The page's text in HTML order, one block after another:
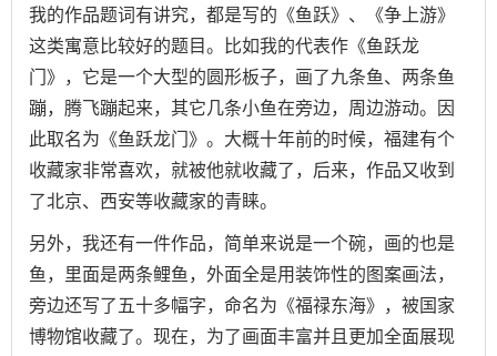
我的作品题词有讲究，都是写的《鱼跃》、《争上游》
这类寓意比较好的题目。比如我的代表作《鱼跃龙
门》，它是一个大型的圆形板子，画了九条鱼、两条鱼
蹦，腾飞蹦起来，其它几条小鱼在旁边，周边游动。因
此取名为《鱼跃龙门》。大概十年前的时候，福建有个
收藏家非常喜欢，就被他就收藏了，后来，作品又收到
了北京、西安等收藏家的青睐。
另外，我还有一件作品，简单来说是一个碗，画的也是
鱼，里面是两条鲤鱼，外面全是用装饰性的图案画法，
旁边还写了五十多幅字，命名为《福禄东海》，被国家
博物馆收藏了。现在，为了画面丰富并且更加全面展现